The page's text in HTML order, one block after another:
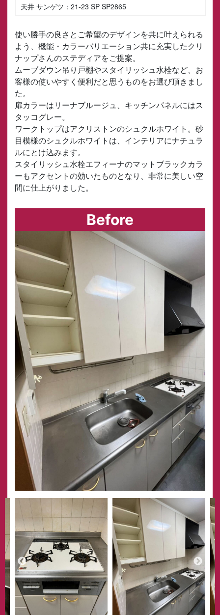
天井 サンゲツ：21-23 SP SP2865
使い勝手の良さとご希望のデザインを共に叶えられる
よう、機能・カラーバリエーション共に充実したクリ
ナップさんのステディアをご提案。
ムーブダウン吊り戸棚やスタイリッシュ水栓など、お
客様の使いやすく便利だと思うものをお選び頂きまし
た。
扉カラーはリーナブルージュ、キッチンパネルにはス
タッコグレー。
ワークトップはアクリストンのシュクルホワイト。砂
目模様のシュクルホワイトは、インテリアにナチュラ
ルにとけ込みます。
スタイリッシュ水栓エフィーナのマットブラックカラ
ーもアクセントの効いたものとなり、非常に美しい空
間に仕上がりました。
Before